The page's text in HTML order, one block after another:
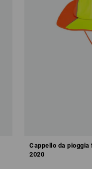
Cappello da
2020